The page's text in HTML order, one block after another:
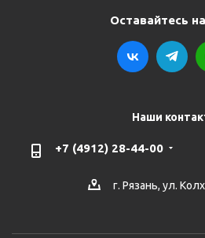
Оставайтесь
Наши
+7 (4912) 28-44-00
г. Рязань, ул.